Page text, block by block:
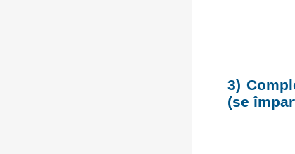
3)
(se